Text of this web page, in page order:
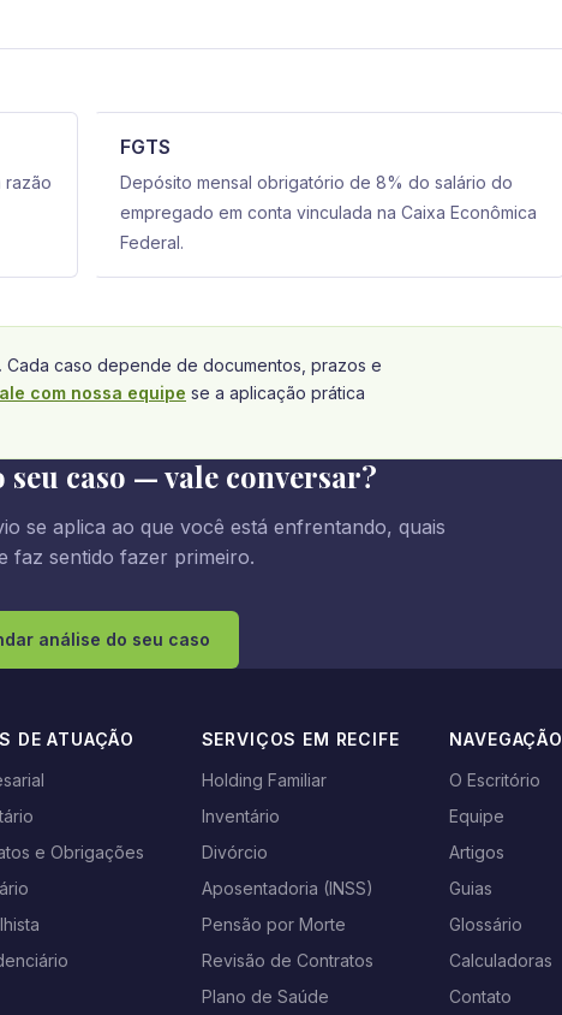
razão
FGTS
Depósito mensal obrigatório de 8% do salário do
empregado em conta vinculada na Caixa Econômica
Federal.
Cada caso depende de documentos, prazos e
com nossa equipe se a aplicação prática
caso — vale conversar?
se aplica ao que você está enfrentando, quais
faz sentido fazer primeiro.
análise do seu caso
DE ATUAÇÃO
e Obrigações
SERVIÇOS EM RECIFE
Holding Familiar
Inventário
Divórcio
Aposentadoria (INSS)
Pensão por Morte
Revisão de Contratos
Plano de Saúde
NAVEGAÇÃO
O Escritório
Equipe
Artigos
Guias
Glossário
Calculadoras
Contato